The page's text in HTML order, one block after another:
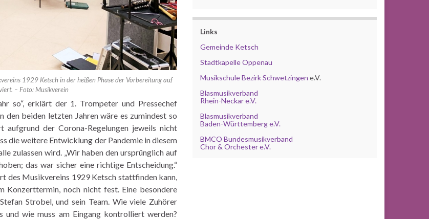
1929 Ketsch in der heißen Phase der Vorbereitung auf
– Foto: Musikverein
so“, erklärt der 1. Trompeter und Pressechef
den beiden letzten Jahren wäre es zumindest so
aufgrund der Corona-Regelungen jeweils nicht
dieweitere Entwicklung der Pandemie in diesem
zulassen wird. „Wir haben den ursprünglich auf
das war sicher eine richtige Entscheidung.“
des Musikvereins 1929 Ketsch stattfinden kann,
Konzerttermin, noch nicht fest. Eine besondere
Strobel, und sein Team. Wie viele Zuhörer
und wie muss am Eingang kontrolliert werden?
Links
Gemeinde Ketsch
Stadtkapelle Oppenau
Musikschule Bezirk Schwetzingen e.V.
Blasmusikverband
Rhein-Neckar e.V.
Blasmusikverband
Baden-Württemberg e.V.
BMCO Bundesmusikverband
Chor & Orchester e.V.